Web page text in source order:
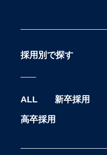
採用別で探す
ALL 新卒採用
高卒採用